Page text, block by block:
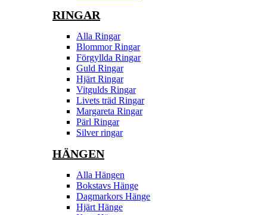
RINGAR
Alla Ringar
Blommor Ringar
Förgyllda Ringar
Guld Ringar
Hjärt Ringar
Vitgulds Ringar
Livets träd Ringar
Margareta Ringar
Pärl Ringar
Silver ringar
HÄNGEN
Alla Hängen
Bokstavs Hänge
Dagmarkors Hänge
Hjärt Hänge